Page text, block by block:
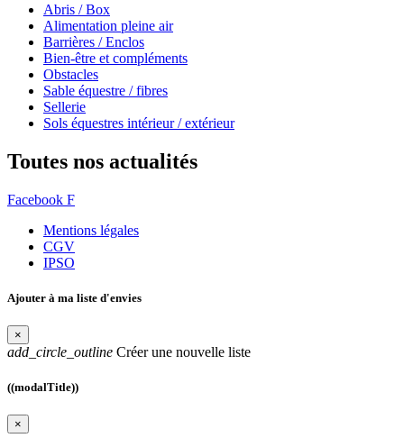
Abris / Box
Alimentation pleine air
Barrières / Enclos
Bien-être et compléments
Obstacles
Sable équestre / fibres
Sellerie
Sols équestres intérieur / extérieur
Toutes nos actualités
Facebook F
Mentions légales
CGV
IPSO
Ajouter à ma liste d'envies
×
add_circle_outline Créer une nouvelle liste
((modalTitle))
×